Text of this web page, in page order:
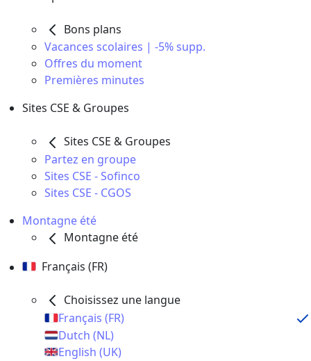
Bons plans
Vacances scolaires | -5% supp.
Offres du moment
Premières minutes
Sites CSE & Groupes
Sites CSE & Groupes
Partez en groupe
Sites CSE - Sofinco
Sites CSE - CGOS
Montagne été
Montagne été
Français (FR)
Choisissez une langue
Français (FR)
Dutch (NL)
English (UK)